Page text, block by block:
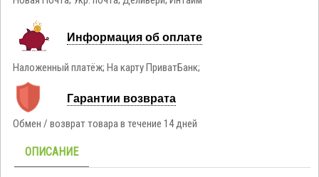
Информация об оплате
Наложенный платёж; На карту ПриватБанк;
Гарантии возврата
Обмен / возврат товара в течение 14 дней
ОПИСАНИЕ